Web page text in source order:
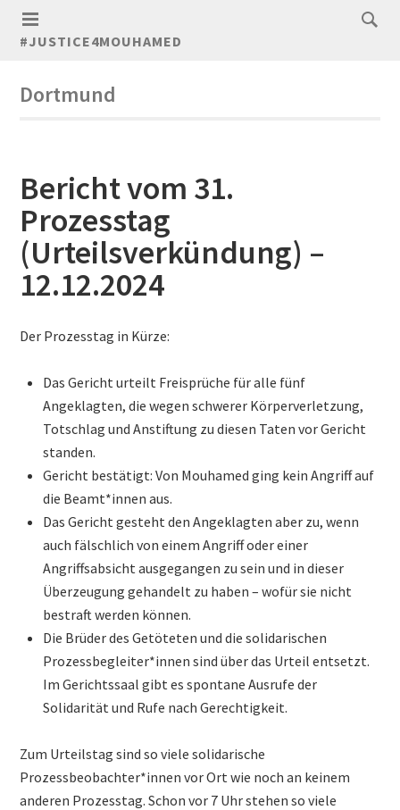
#JUSTICE4MOUHAMED
Dortmund
Bericht vom 31.
Prozesstag
(Urteilsverkündung) –
12.12.2024
Der Prozesstag in Kürze:
Das Gericht urteilt Freisprüche für alle fünf
Angeklagten, die wegen schwerer Körperverletzung,
Totschlag und Anstiftung zu diesen Taten vor Gericht
standen.
Gericht bestätigt: Von Mouhamed ging kein Angriff auf
die Beamt*innen aus.
Das Gericht gesteht den Angeklagten aber zu, wenn
auch fälschlich von einem Angriff oder einer
Angriffsabsicht ausgegangen zu sein und in dieser
Überzeugung gehandelt zu haben – wofür sie nicht
bestraft werden können.
Die Brüder des Getöteten und die solidarischen
Prozessbegleiter*innen sind über das Urteil entsetzt.
Im Gerichtssaal gibt es spontane Ausrufe der
Solidarität und Rufe nach Gerechtigkeit.
Zum Urteilstag sind so viele solidarische
Prozessbeobachter*innen vor Ort wie noch an keinem
anderen Prozesstag. Schon vor 7 Uhr stehen so viele